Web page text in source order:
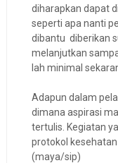
diharapkan dapat
seperti apa nanti
dibantu diberikan
melanjutkan
lah minimal
Adapun dalam
dimana aspirasi
tertulis. Kegiatan
protokol
(maya/sip)